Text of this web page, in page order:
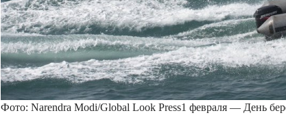
Фото: Narendra Modi/Global Look Press1 февраля — День